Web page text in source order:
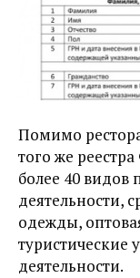
Помимо
того же
более 40 видов
деятельности,
одежды,
туристические
деятельности.